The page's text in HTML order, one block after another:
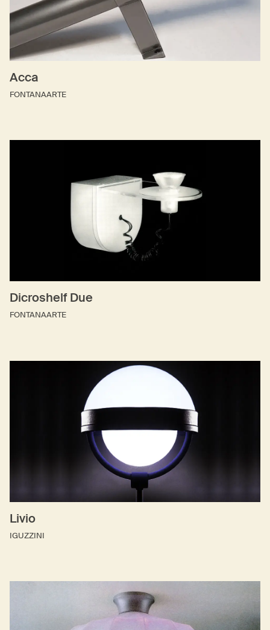
Acca
FONTANAARTE
Dicroshelf Due
FONTANAARTE
Livio
IGUZZINI